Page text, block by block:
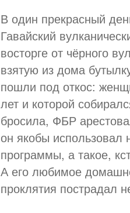
В один прекрасный
Гавайский
восторге от чёрного
взятую из дома
пошли под откос:
лет и которой
бросила, ФБР
он якобы
программы, а такое,
А его любимое
проклятия пострадал